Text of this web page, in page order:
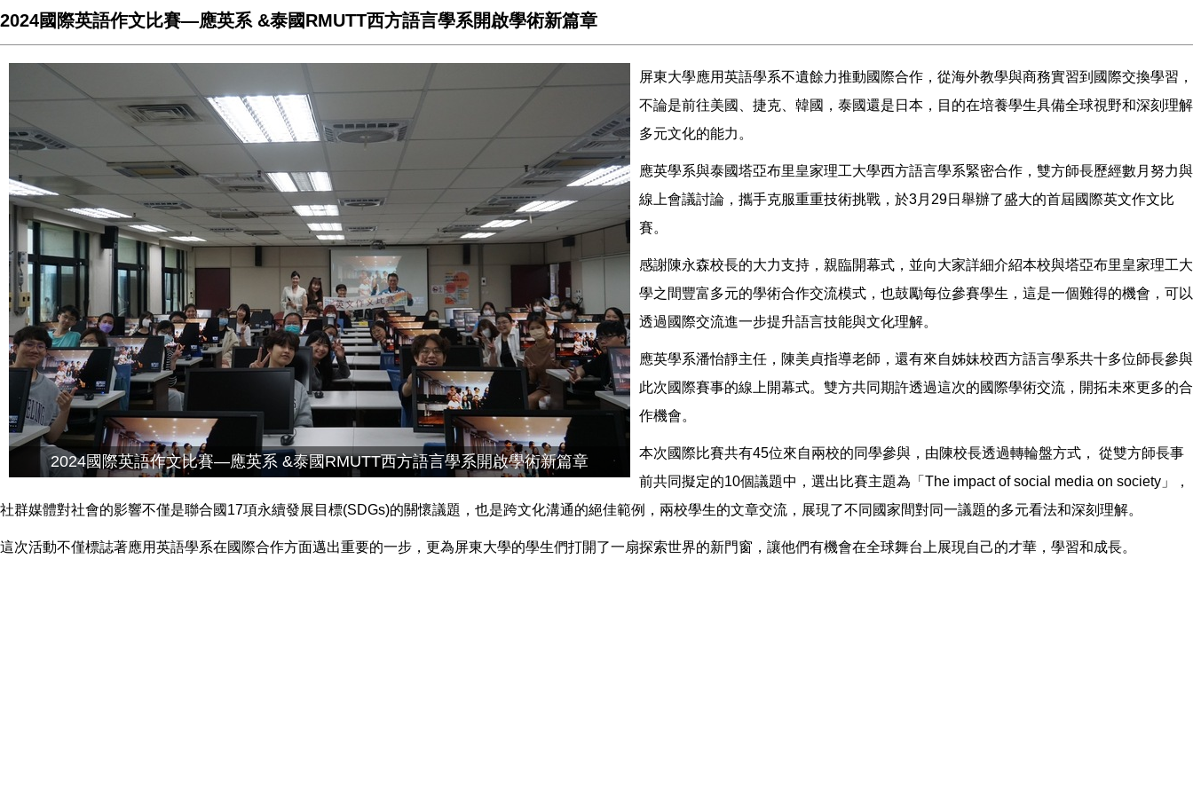
2024國際英語作文比賽—應英系 &泰國RMUTT西方語言學系開啟學術新篇章
2024國際英語作文比賽—應英系 &泰國RMUTT西方語言學系開啟學術新篇章
屏東大學應用英語學系不遺餘力推動國際合作，從海外教學與商務實習到國際交換學習，
不論是前往美國、捷克、韓國，泰國還是日本，目的在培養學生具備全球視野和深刻理解
多元文化的能力。
應英學系與泰國塔亞布里皇家理工大學西方語言學系緊密合作，雙方師長歷經數月努力與
線上會議討論，攜手克服重重技術挑戰，於3月29日舉辦了盛大的首屆國際英文作文比
賽。
感謝陳永森校長的大力支持，親臨開幕式，並向大家詳細介紹本校與塔亞布里皇家理工大
學之間豐富多元的學術合作交流模式，也鼓勵每位參賽學生，這是一個難得的機會，可以
透過國際交流進一步提升語言技能與文化理解。
應英學系潘怡靜主任，陳美貞指導老師，還有來自姊妹校西方語言學系共十多位師長參與
此次國際賽事的線上開幕式。雙方共同期許透過這次的國際學術交流，開拓未來更多的合
作機會。
本次國際比賽共有45位來自兩校的同學參與，由陳校長透過轉輪盤方式， 從雙方師長事
前共同擬定的10個議題中，選出比賽主題為「The impact of social media on society」，
社群媒體對社會的影響不僅是聯合國17項永續發展目標(SDGs)的關懷議題，也是跨文化溝通的絕佳範例，兩校學生的文章交流，展現了不同國家間對同一議題的多元看法和深刻理解。
這次活動不僅標誌著應用英語學系在國際合作方面邁出重要的一步，更為屏東大學的學生們打開了一扇探索世界的新門窗，讓他們有機會在全球舞台上展現自己的才華，學習和成長。